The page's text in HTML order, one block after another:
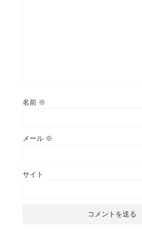
名前 ※
メール ※
サイト